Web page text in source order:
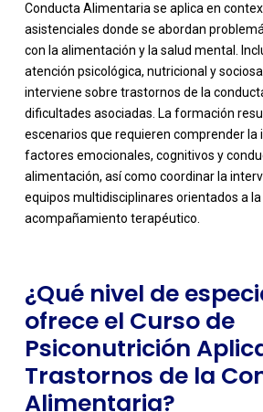
Conducta Alimentaria se aplica en
asistenciales donde se abordan
con la alimentación y la salud mental.
atención psicológica, nutricional y
interviene sobre trastornos de la
dificultades asociadas. La formación
escenarios que requieren comprender la
factores emocionales, cognitivos y
alimentación, así como coordinar la
equipos multidisciplinares orientados a la
acompañamiento terapéutico.
-
¿Qué nivel de
ofrece el Curso de
Psiconutrición
Trastornos de la
Alimentaria?